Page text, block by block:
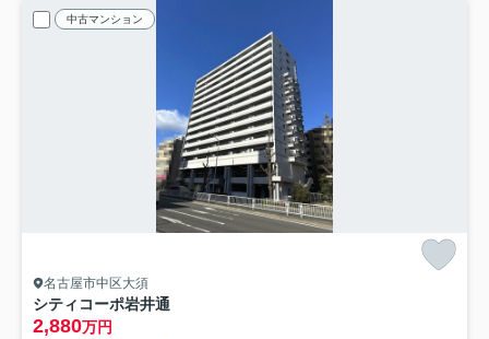
中古マンション
名古屋市中区大須
シティコーポ岩井通
2,880万円